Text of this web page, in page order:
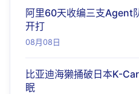
阿里60天收编三支Agent
开打
08月08日
比亚迪海獭捅破日本K-
眠